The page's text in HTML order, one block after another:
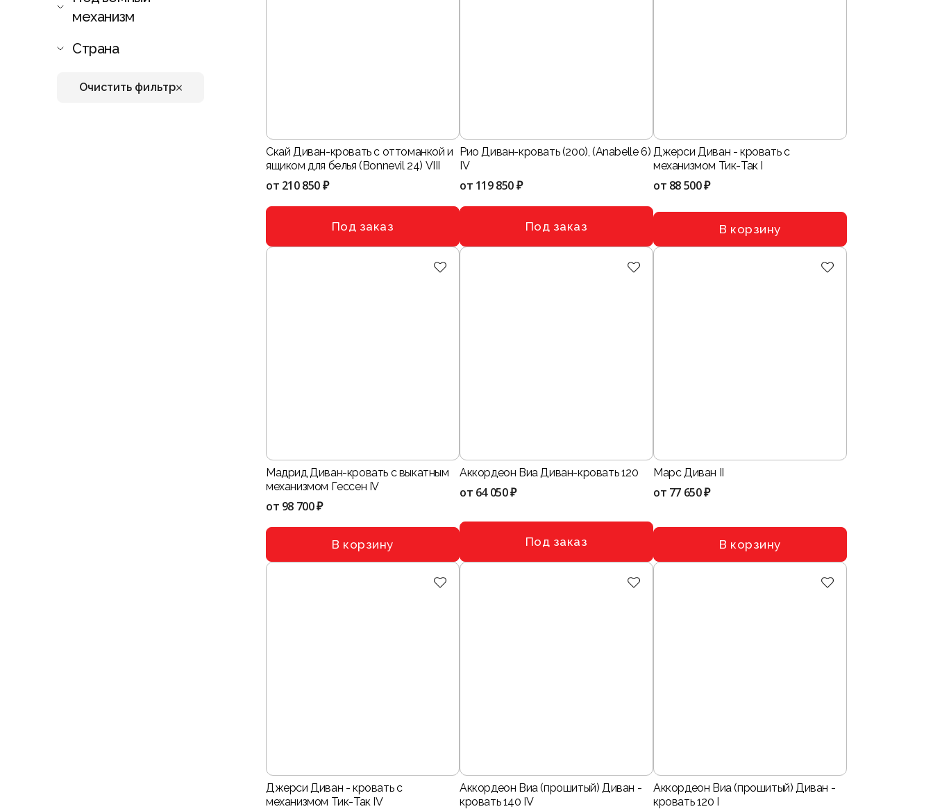
механизм
Страна
Очистить фильтр
Скай Диван-кровать с оттоманкой и
ящиком для белья (Bonnevil 24) VIII
от 210 850 ₽
Под заказ
Рио Диван-кровать (200), (Anabelle 6)
IV
от 119 850 ₽
Под заказ
Джерси Диван - кровать с
механизмом Тик-Так I
от 88 500 ₽
В корзину
Мадрид Диван-кровать с выкатным
механизмом Гессен IV
от 98 700 ₽
В корзину
Аккордеон Виа Диван-кровать 120
от 64 050 ₽
Под заказ
Марс Диван II
от 77 650 ₽
В корзину
Джерси Диван - кровать с
механизмом Тик-Так IV
Аккордеон Виа (прошитый) Диван -
кровать 140 IV
Аккордеон Виа (прошитый) Диван -
кровать 120 I